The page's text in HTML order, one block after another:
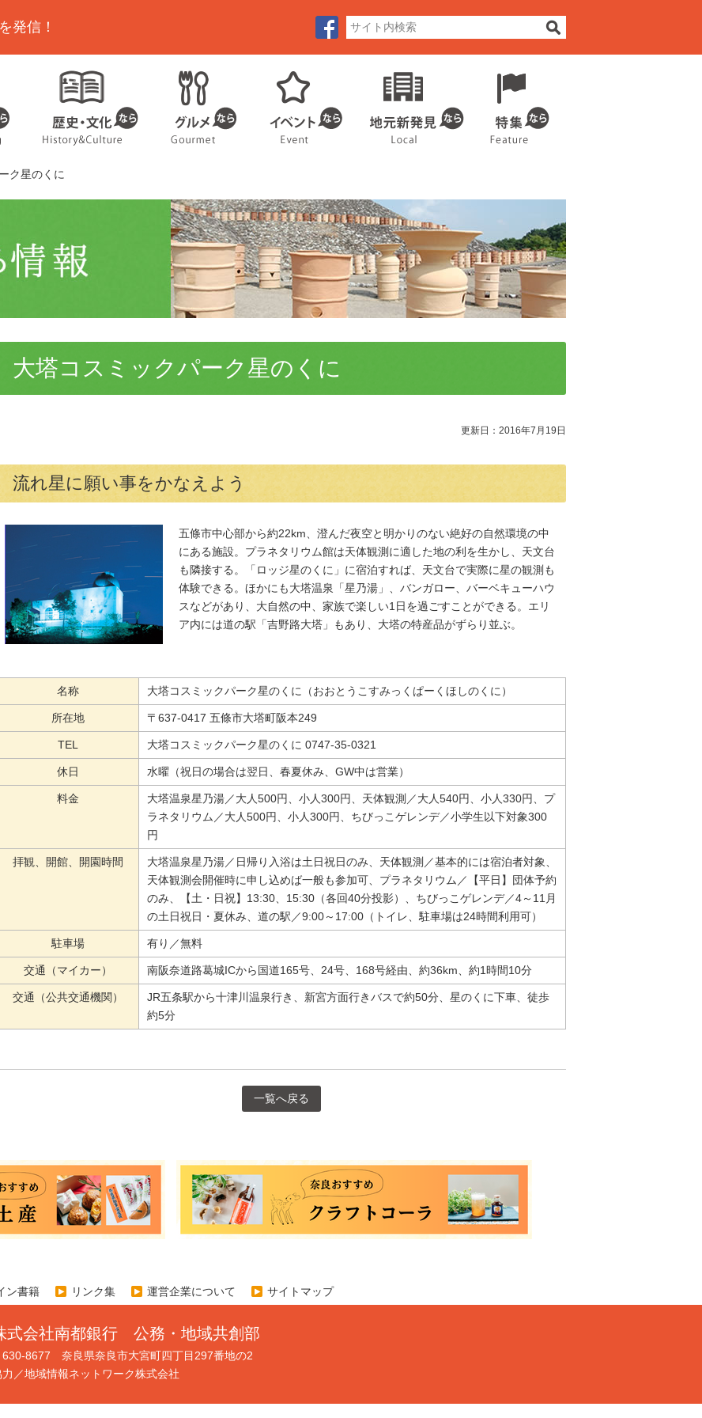
発信！
ク星のくに
大塔コスミックパーク星のくに
更新日：2016年7月19日
流れ星に願い事をかなえよう
五條市中心部から約22km、澄んだ夜空と明かりのない絶好の自然環境の中
にある施設。プラネタリウム館は天体観測に適した地の利を生かし、天文台
も隣接する。「ロッジ星のくに」に宿泊すれば、天文台で実際に星の観測も
体験できる。ほかにも大塔温泉「星乃湯」、バンガロー、バーベキューハウ
スなどがあり、大自然の中、家族で楽しい1日を過ごすことができる。エリ
ア内には道の駅「吉野路大塔」もあり、大塔の特産品がずらり並ぶ。
名称 大塔コスミックパーク星のくに（おおとうこすみっくぱーくほしのくに）
所在地 〒637-0417 五條市大塔町阪本249
TEL 大塔コスミックパーク星のくに 0747-35-0321
休日 水曜（祝日の場合は翌日、春夏休み、GW中は営業）
料金
大塔温泉星乃湯／大人500円、小人300円、天体観測／大人540円、小人330円、プ
ラネタリウム／大人500円、小人300円、ちびっこゲレンデ／小学生以下対象300
円
拝観、開館、開園時間
大塔温泉星乃湯／日帰り入浴は土日祝日のみ、天体観測／基本的には宿泊者対象、
天体観測会開催時に申し込めば一般も参加可、プラネタリウム／【平日】団体予約
のみ、【土・日祝】13:30、15:30（各回40分投影）、ちびっこゲレンデ／4～11月
の土日祝日・夏休み、道の駅／9:00～17:00（トイレ、駐車場は24時間利用可）
駐車場 有り／無料
交通（マイカー） 南阪奈道路葛城ICから国道165号、24号、168号経由、約36km、約1時間10分
交通（公共交通機関）
JR五条駅から十津川温泉行き、新宮方面行きバスで約50分、星のくに下車、徒歩
約5分
一覧へ戻る
ン書籍 リンク集 運営企業について サイトマップ
式会社南都銀行 公務・地域共創部
630-8677 奈良県奈良市大宮町四丁目297番地の2
力／地域情報ネットワーク株式会社